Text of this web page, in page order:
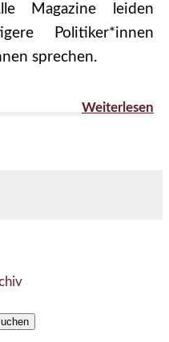
Magazine leiden
Politiker*innen
sprechen.
Weiterlesen